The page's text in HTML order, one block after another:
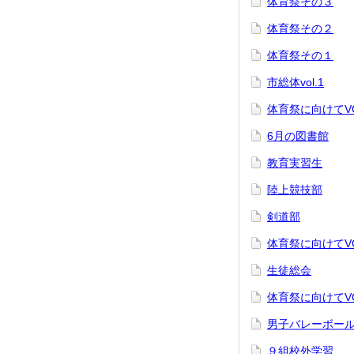
体育祭その２
体育祭その１
市総体vol.1
体育祭に向けて
6月の図書館
教育実習生
陸上競技部
剣道部
体育祭に向けて
生徒総会
体育祭に向けて
男子バレーボー
９組校外学習